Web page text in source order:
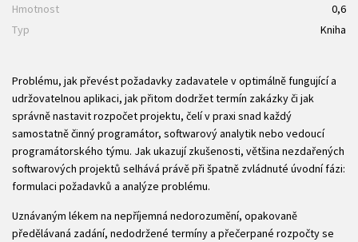
Hmotnost
0,6
Typ
Kniha
Problému, jak převést požadavky zadavatele v optimálně fungující a
udržovatelnou aplikaci, jak přitom dodržet termín zakázky či jak
správně nastavit rozpočet projektu, čelí v praxi snad každý
samostatně činný programátor, softwarový analytik nebo vedoucí
programátorského týmu. Jak ukazují zkušenosti, většina nezdařených
softwarových projektů selhává právě při špatně zvládnuté úvodní fázi:
formulaci požadavků a analýze problému.
Uznávaným lékem na nepříjemná nedorozumění, opakovaně
předělávaná zadání, nedodržené termíny a přečerpané rozpočty se